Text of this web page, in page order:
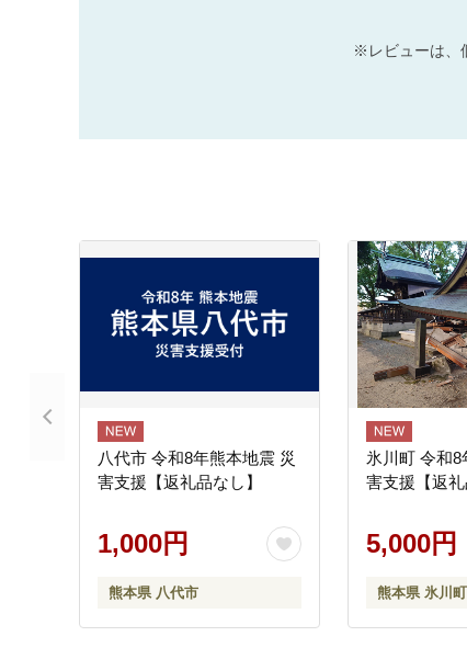
※レビューは、
八代市 令和8年熊本地震 災
害支援【返礼品なし】
1,000円
熊本県 八代市
氷川町 令和8
害支援【返礼
5,000円
熊本県 氷川町